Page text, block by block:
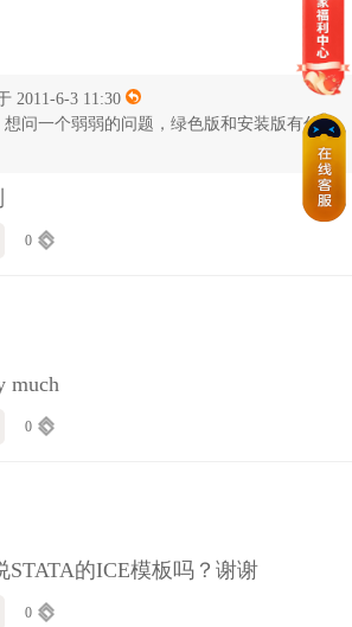
2011-6-3 11:30
问一个弱弱的问题，绿色版和安装版有什么
0
much
0
STATA的ICE模板吗？谢谢
0